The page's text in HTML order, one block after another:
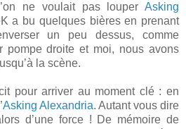
ne voulait pas louper Asking
a bu quelques bières en prenant
un peu dessus, comme
droite et moi, nous avons
la scène.
pour arriver au moment clé : en
Asking Alexandria. Autant vous dire
d’une force ! De mémoire de